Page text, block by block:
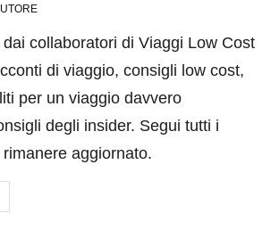
collaboratori di Viaggi Low Cost
di viaggio, consigli low cost,
per un viaggio davvero
degli insider. Segui tutti i
aggiornato.